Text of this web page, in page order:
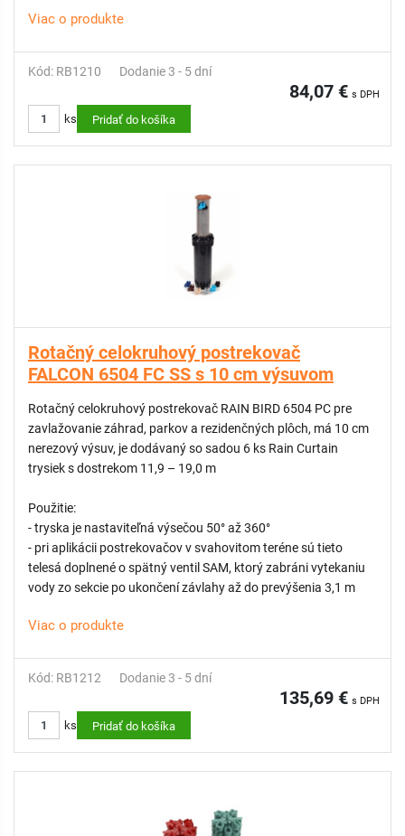
Viac o produkte
Kód: RB1210 Dodanie 3 - 5 dní
84,07 € s DPH
ks Pridať do košíka
Rotačný celokruhový postrekovač
FALCON 6504 FC SS s 10 cm výsuvom
Rotačný celokruhový postrekovač RAIN BIRD 6504 PC pre
zavlažovanie záhrad, parkov a rezidenčných plôch, má 10 cm
nerezový výsuv, je dodávaný so sadou 6 ks Rain Curtain
trysiek s dostrekom 11,9 – 19,0 m
Použitie:
- tryska je nastaviteľná výsečou 50° až 360°
- pri aplikácii postrekovačov v svahovitom teréne sú tieto
telesá doplnené o spätný ventil SAM, ktorý zabráni vytekaniu
vody zo sekcie po ukončení závlahy až do prevýšenia 3,1 m
Viac o produkte
Kód: RB1212 Dodanie 3 - 5 dní
135,69 € s DPH
ks Pridať do košíka